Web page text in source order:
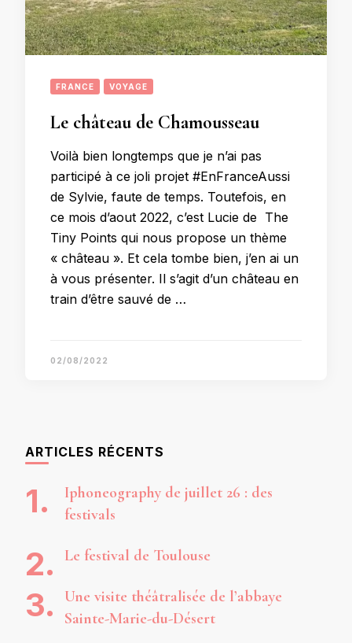
FRANCE VOYAGE
Le château de Chamousseau
Voilà bien longtemps que je n’ai pas
participé à ce joli projet #EnFranceAussi
de Sylvie, faute de temps. Toutefois, en
ce mois d’aout 2022, c’est Lucie de The
Tiny Points qui nous propose un thème
« château ». Et cela tombe bien, j’en ai un
à vous présenter. Il s’agit d’un château en
train d’être sauvé de …
02/08/2022
ARTICLES RÉCENTS
Iphoneography de juillet 26 : des
festivals
Le festival de Toulouse
Une visite théâtralisée de l’abbaye
Sainte-Marie-du-Désert